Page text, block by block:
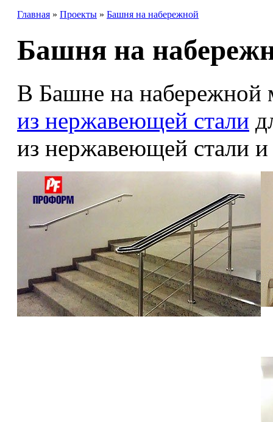
Главная » Проекты » Башня на набережной
Башня на
В Башне на набережной
из нержавеющей стали
из нержавеющей стали